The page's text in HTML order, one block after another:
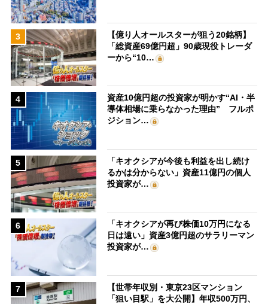
3
【億り人オールスターが狙う20銘柄】
「総資産69億円超」90歳現役トレーダ
ーから“10…
4
資産10億円超の投資家が明かす“AI・半
導体相場に乗らなかった理由” フルポ
ジション…
5
「キオクシアが今後も利益を出し続け
るかは分からない」資産11億円の個人
投資家が…
6
「キオクシアが再び株価10万円になる
日は遠い」資産3億円超のサラリーマン
投資家が…
7
【世帯年収別・東京23区マンション
「狙い目駅」を大公開】年収500万円、